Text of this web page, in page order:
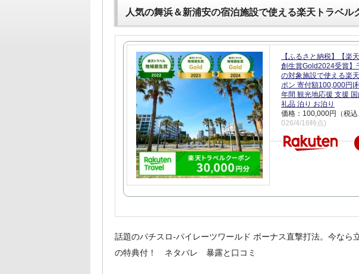
人気の舞浜＆新浦安の宿泊施設で使える楽天トラベル
【ふるさと納税】【楽
創生賞Gold2024受賞】
の対象施設で使える楽
ポン 寄付額100,000円|
年間 観光地応援 支援
礼品 泊り お泊り
価格：100,000円（税
026/4/16時点)
話題のパチスロ-パイレーツワールド ボーナス直撃打法。今なら
の特典付！ ネタバレ 暴露と口コミ